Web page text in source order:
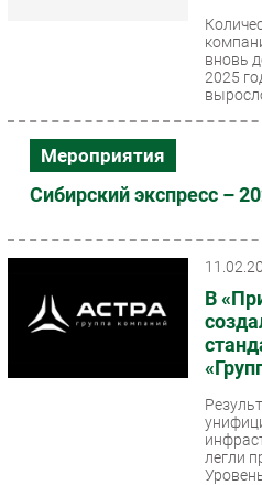
вновь
2025
Мероприятия
Сибирский экспресс –
В
легли